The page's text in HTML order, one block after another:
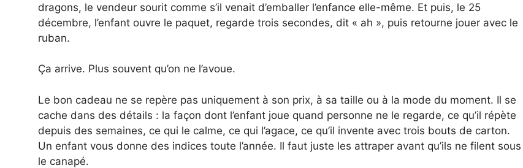
dragons, le vendeur sourit comme s’il venait d’emballer l’enfance elle-même. Et puis, le 25
décembre, l’enfant ouvre le paquet, regarde trois secondes, dit « ah », puis retourne jouer avec le
ruban.
Ça arrive. Plus souvent qu’on ne l’avoue.
Le bon cadeau ne se repère pas uniquement à son prix, à sa taille ou à la mode du moment. Il se
cache dans des détails : la façon dont l’enfant joue quand personne ne le regarde, ce qu’il répète
depuis des semaines, ce qui le calme, ce qui l’agace, ce qu’il invente avec trois bouts de carton.
Un enfant vous donne des indices toute l’année. Il faut juste les attraper avant qu’ils ne filent sous
le canapé.